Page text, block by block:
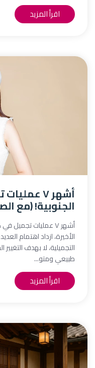
اقرأ المزيد
أشهر ٧
الجنوبية! (مع
أشهر ٧ عمليات
الأخيرة، ازداد اهتمام
التجميلية، لا بهدف
طبيعي ومتو...
اقرأ المزيد